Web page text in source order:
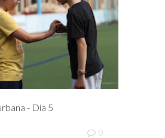
- Día 5
0